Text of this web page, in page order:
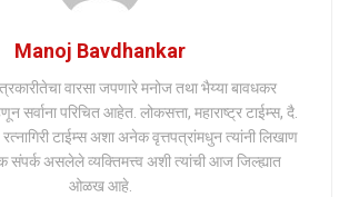
Manoj Bavdhankar
वारसा जपणारे मनोज तथा भैय्या बावधकर
सर्वाना परिचित आहेत. लोकसत्ता, महाराष्ट्र टाईम्स, दै.
रत्नागिरी टाईम्स अशा अनेक वृत्तपत्रांमधुन त्यांनी लिखाण
असलेले व्यक्तिमत्त्व अशी त्यांची आज जिल्ह्यात
ओळख आहे.